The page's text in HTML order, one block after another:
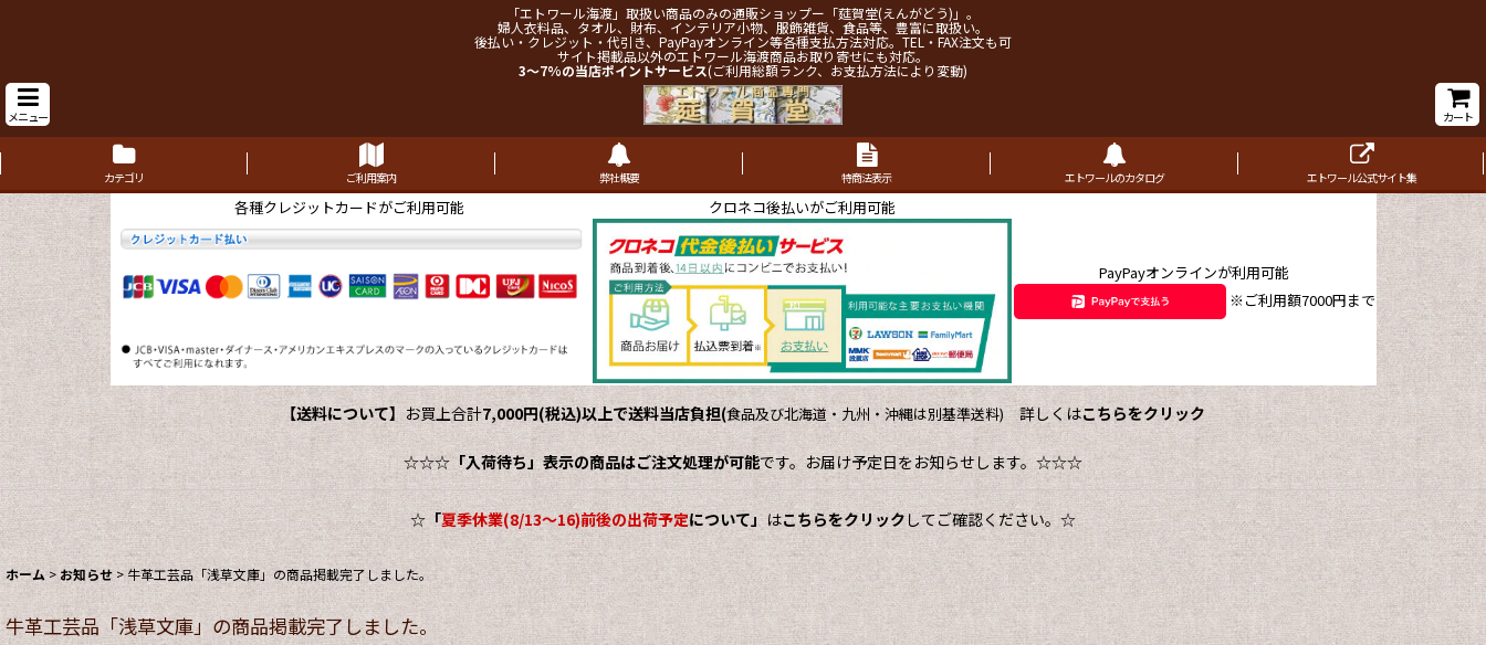
「エトワール海渡」取扱い商品のみの通販ショップー「莚賀堂(えんがどう)」。
婦人衣料品、タオル、財布、インテリア小物、服飾雑貨、食品等、豊富に取扱い。
後払い・クレジット・代引き、PayPayオンライン等各種支払方法対応。TEL・FAX注文も可
サイト掲載品以外のエトワール海渡商品お取り寄せにも対応。
3～7%の当店ポイントサービス(ご利用総額ランク、お支払方法により変動)
メニュー カート
カテゴリ ご利用案内 弊社概要 特商法表示 エトワールのカタログ エトワール公式サイト集
各種クレジットカードがご利用可能 クロネコ後払いがご利用可能
PayPayオンラインが利用可能
※ご利用額7000円まで
【送料について】 お買上合計7,000円(税込)以上で送料当店負担(食品及び北海道・九州・沖縄は別基準送料)詳しくはこちらをクリック
☆☆☆「入荷待ち」表示の商品はご注文処理が可能です。お届け予定日をお知らせします。☆☆☆
☆ 「夏季休業(8/13～16)前後の出荷予定について」 はこちらをクリックしてご確認ください。☆
ホーム > お知らせ > 牛革工芸品「浅草文庫」の商品掲載完了しました。
牛革工芸品「浅草文庫」の商品掲載完了しました。